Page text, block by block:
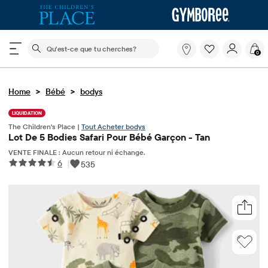
Le champ de recherche ci-dessous filtre les
Qu'est-
que
0
Home > Bébé > bodys
LIQUIDATION
The Children's Place | Tout Acheter bodys
Lot De 5 Bodies Safari Pour Bébé Garçon - Tan
VENTE FINALE : Aucun retour ni échange.
6 | 535